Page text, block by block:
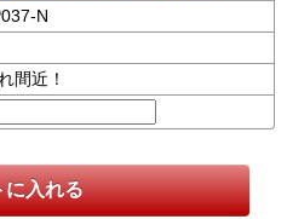
N
間近！